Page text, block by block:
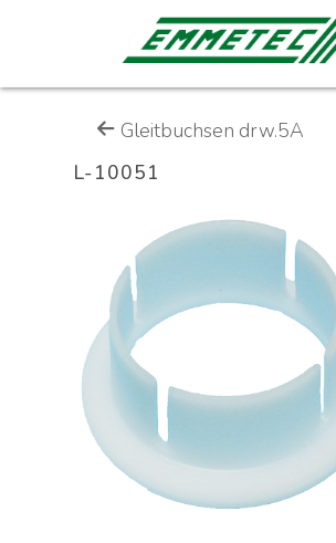
Gleitbuchsen drw.5A
L-10051